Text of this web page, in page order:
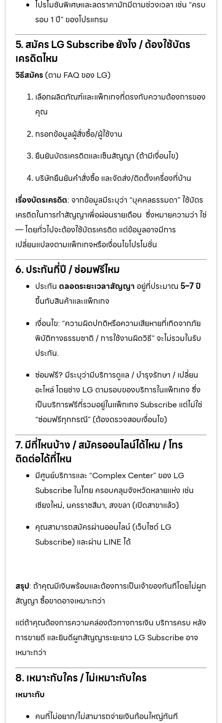
โปรโมชันพิเศษและลดราคามักมีตามช่วงเวลา เช่น “ครบ
รอบ 1 ปี” ของโปรแกรม
5. สมัคร LG Subscribe ยังไง / ต้องใช้บัตร
เครดิตไหม
วิธีสมัคร(ตาม FAQ ของ LG)
เลือกผลิตภัณฑ์และแพ็กเกจที่ตรงกับความต้องการของ
คุณ
กรอกข้อมูลผู้สั่งซื้อ/ผู้ใช้งาน
ยืนยันบัตรเครดิตและเซ็นสัญญา (ถ้ามีเงื่อนไข)
บริษัทยืนยันคำสั่งซื้อ และจัดส่ง/ติดตั้งเครื่องที่บ้าน
เรื่องบัตรเครดิต: จากข้อมูลมีระบุว่า “บุคคลธรรมดา” ใช้บัตร
เครดิตในการทำสัญญาเพื่อผ่อนรายเดือน ซึ่งหมายความว่า ใช่
— โดยทั่วไปจะต้องใช้บัตรเครดิต แต่ข้อมูลอาจมีการ
เปลี่ยนแปลงตามแพ็กเกจหรือเงื่อนไขโปรโมชั่น
6. ประกันกี่ปี / ซ่อมฟรีไหม
ประกัน ตลอดระยะเวลาสัญญา อยู่ที่ประมาณ 5–7 ปี
ขึ้นกับสินค้าและแพ็กเกจ
เงื่อนไข: “ความผิดปกติหรือความเสียหายที่เกิดจากภัย
พิบัติทางธรรมชาติ / การใช้งานผิดวิธี” จะไม่รวมในรับ
ประกัน.
ซ่อมฟรี? มีระบุว่ามีบริการดูแล / บำรุงรักษา / เปลี่ยน
อะไหล่ โดยช่าง LG ตามรอบของบริการในแพ็กเกจ ซึ่ง
เป็นบริการฟรีที่รวมอยู่ในแพ็กเกจ Subscribe แต่ไม่ใช่
“ซ่อมฟรีทุกกรณี” (ต้องตรวจสอบเงื่อนไข)
7. มีที่ไหนบ้าง / สมัครออนไลน์ได้ไหม / โทร
ติดต่อได้ที่ไหน
มีศูนย์บริการและ “Complex Center” ของ LG
Subscribe ในไทย ครอบคลุมจังหวัดหลายแห่ง เช่น
เชียงใหม่, นครราชสีมา, สงขลา (เปิดสาขาแล้ว)
คุณสามารถสมัครผ่านออนไลน์ (เว็บไซต์ LG
Subscribe) และผ่าน LINE ได้
สรุป: ถ้าคุณมีเงินพร้อมและต้องการเป็นเจ้าของทันทีโดยไม่ผูก
สัญญา ซื้อขาดอาจเหมาะกว่า
แต่ถ้าคุณต้องการความคล่องตัวทางการเงิน บริการครบ หลัง
การขายดี และยินดีผูกสัญญาระยะยาว LG Subscribe อาจ
เหมาะกว่า
8. เหมาะกับใคร / ไม่เหมาะกับใคร
เหมาะกับ
คนที่ไม่อยาก/ไม่สามารถจ่ายเงินก้อนใหญ่ทันที